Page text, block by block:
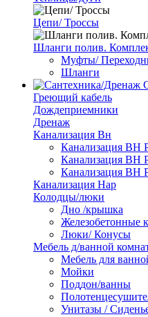
Цепи/ Троссы
Шланги полив.
Муфты/
Шланги
Греющий кабель
Дождеприемники
Дренаж
Канализация Вн
Канализация ВН
Канализация ВН
Канализация ВН
Канализация Нар
Колодцы/люки
Дно /крышка
Железобетонные
Люки/ Конусы
Мебель д/ванной
Мебель для
Мойки
Поддон/ванны
Унитазы /